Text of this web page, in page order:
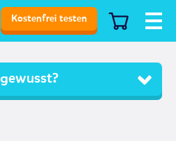
Kostenfrei testen